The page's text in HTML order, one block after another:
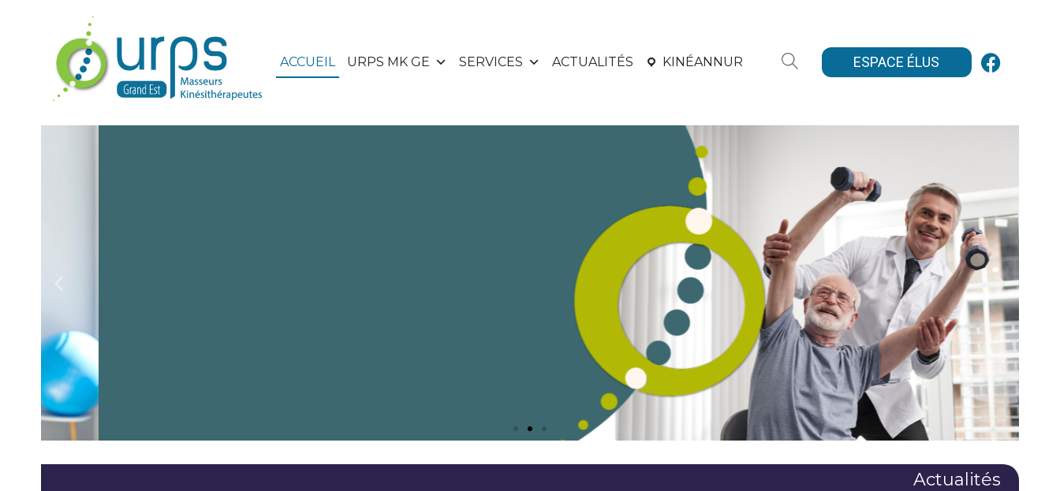
ACCUEIL URPS MK GE SERVICES ACTUALITÉS KINÉANNUR ESPACE ÉLUS
Actualités